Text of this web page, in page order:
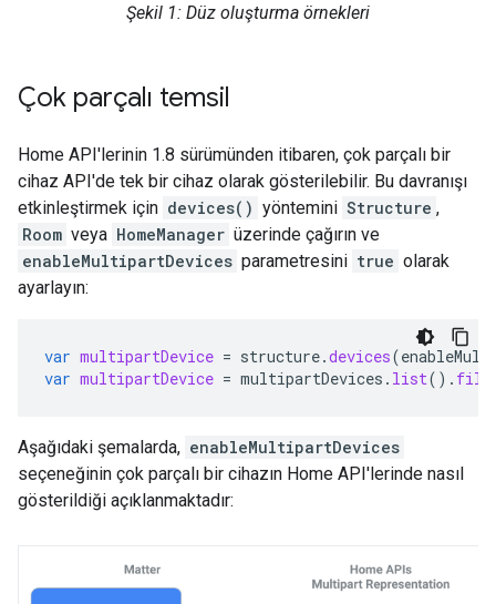
Şekil 1: Düz oluşturma örnekleri
Çok parçalı temsil
Home API'lerinin 1.8 sürümünden itibaren, çok parçalı bir
cihaz API'de tek bir cihaz olarak gösterilebilir. Bu davranışı
etkinleştirmek için devices() yöntemini Structure ,
Room veya HomeManager üzerinde çağırın ve
enableMultipartDevices parametresini true olarak
ayarlayın:
var multipartDevice = structure.devices(
var multipartDevice = multipartDevices . list().
Aşağıdaki şemalarda, enableMultipartDevices
seçeneğinin çok parçalı bir cihazın Home API'lerinde nasıl
gösterildiği açıklanmaktadır: